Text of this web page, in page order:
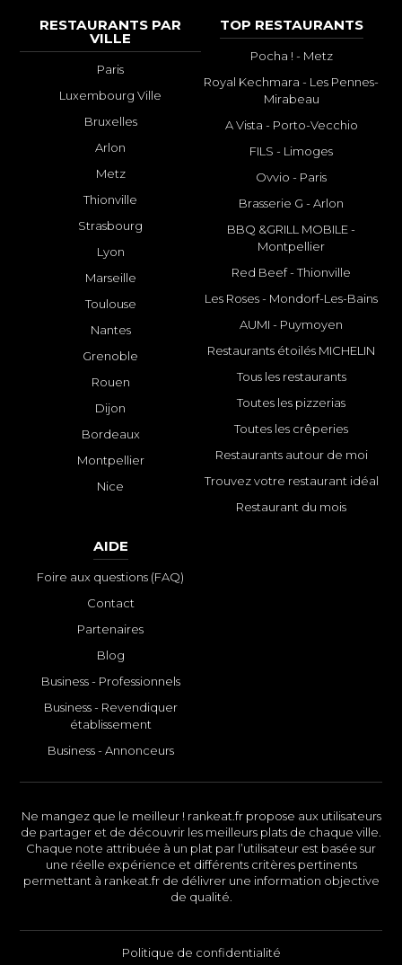
RESTAURANTS PAR
VILLE
Paris
Luxembourg Ville
Bruxelles
Arlon
Metz
Thionville
Strasbourg
Lyon
Marseille
Toulouse
Nantes
Grenoble
Rouen
Dijon
Bordeaux
Montpellier
Nice
TOP RESTAURANTS
Pocha ! - Metz
Royal Kechmara - Les Pennes-
Mirabeau
A Vista - Porto-Vecchio
FILS - Limoges
Ovvio - Paris
Brasserie G - Arlon
BBQ &GRILL MOBILE -
Montpellier
Red Beef - Thionville
Les Roses - Mondorf-Les-Bains
AUMI - Puymoyen
Restaurants étoilés MICHELIN
Tous les restaurants
Toutes les pizzerias
Toutes les crêperies
Restaurants autour de moi
Trouvez votre restaurant idéal
Restaurant du mois
AIDE
Foire aux questions (FAQ)
Contact
Partenaires
Blog
Business - Professionnels
Business - Revendiquer
établissement
Business - Annonceurs
Ne mangez que le meilleur ! rankeat.fr propose aux utilisateurs
de partager et de découvrir les meilleurs plats de chaque ville.
Chaque note attribuée à un plat par l’utilisateur est basée sur
une réelle expérience et différents critères pertinents
permettant à rankeat.fr de délivrer une information objective
de qualité.
Politique de confidentialité